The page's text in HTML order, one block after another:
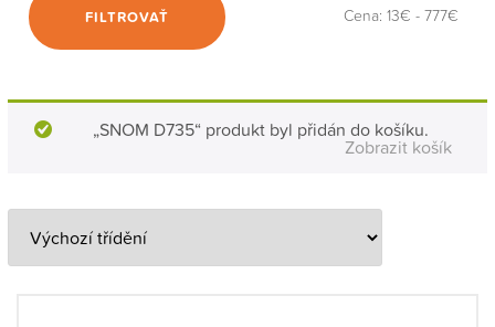
FILTROVAŤ Cena: 13€ - 777€
„SNOM D735“ produkt byl přidán do košíku.
Zobrazit košík